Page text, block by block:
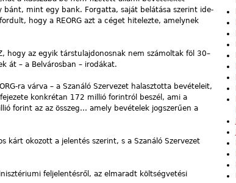
mint egy bank. Forgatta, saját belátása szerint ide-
hogy a REORG azt a céget hitelezte, amelynek
hogy az egyik társtulajdonosnak nem számoltak föl 30–
át – a Belvárosban – irodákat.
ra várva – a Szanáló Szervezet halasztotta bevételeit,
konkrétan 172 millió forintról beszél, ami a
forint az az összeg… amely bevételek jogszerűen a
kárt okozott a jelentés szerint, s a Szanáló Szervezet
feljelentésről, az elmaradt költségvetési